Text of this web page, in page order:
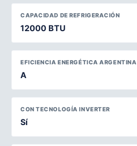
CAPACIDAD DE REFRIGERACIÓN
12000 BTU
EFICIENCIA ENERGÉTICA ARGENTINA
A
CON TECNOLOGÍA INVERTER
Sí